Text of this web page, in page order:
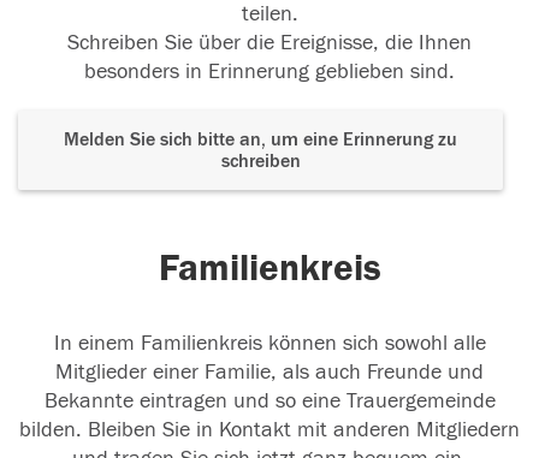
teilen.
Schreiben Sie über die Ereignisse, die Ihnen
besonders in Erinnerung geblieben sind.
Melden Sie sich bitte an, um eine Erinnerung zu
schreiben
Familienkreis
In einem Familienkreis können sich sowohl alle
Mitglieder einer Familie, als auch Freunde und
Bekannte eintragen und so eine Trauergemeinde
bilden. Bleiben Sie in Kontakt mit anderen Mitgliedern